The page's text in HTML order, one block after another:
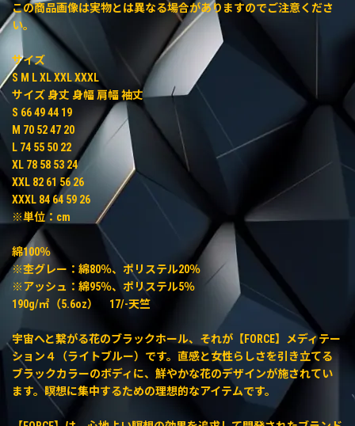
この商品画像は実物とは異なる場合がありますのでご注意くださ
い。
サイズ
S M L XL XXL XXXL
サイズ 身丈 身幅 肩幅 袖丈
S 66 49 44 19
M 70 52 47 20
L 74 55 50 22
XL 78 58 53 24
XXL 82 61 56 26
XXXL 84 64 59 26
※単位：cm
綿100％
※杢グレー：綿80％、ポリステル20％
※アッシュ：綿95％、ポリステル5％
190g/㎡（5.6oz） 17/-天竺
宇宙へと繋がる花のブラックホール、それが【FORCE】メディテー
ション４（ライトブルー）です。直感と女性らしさを引き立てる
ブラックカラーのボディに、鮮やかな花のデザインが施されてい
ます。瞑想に集中するための理想的なアイテムです。